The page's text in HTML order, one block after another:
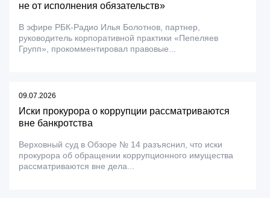
не от исполнения обязательств»
В эфире РБК-Радио Илья Болотнов, партнер,
руководитель корпоративной практики «Пепеляев
Групп», прокомментировал правовые...
09.07.2026
Иски прокурора о коррупции рассматриваются
вне банкротства
Верховный суд в Обзоре № 14 разъяснил, что иски
прокурора об обращении коррупционного имущества
рассматриваются вне дела...